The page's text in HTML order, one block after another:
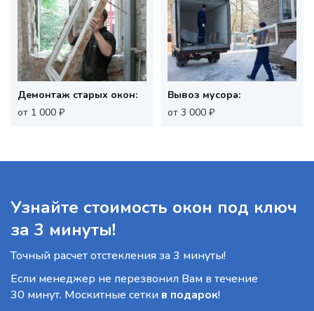
Демонтаж старых окон:
от 1 000 ₽
Вывоз мусора:
от 3 000 ₽
Узнайте стоимость окон под ключ
за 3 минуты!
Точный расчет отстекления за 3 минуты!
Если менеджер не перезвонил Вам в течение
30 минут. Москитные сетки в подарок!